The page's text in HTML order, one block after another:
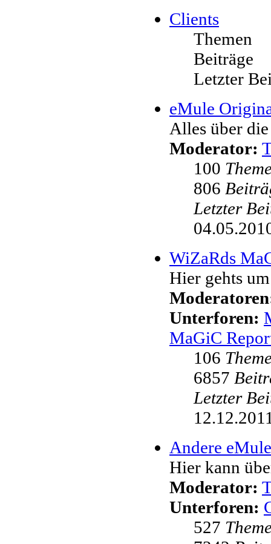
Clients
Themen
Beiträge
Letzter
eMule
Alles über
Moderator:
100
806
Letzter
WiZaRds
Hier gehts
Unterforen:
MaGiC
106
6857
Letzter
Andere
Hier kann
Moderator:
Unterforen:
527